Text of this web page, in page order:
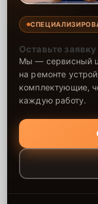
Оставьте
Мы — сервисный
на ремонте
комплектующие,
каждую работу.